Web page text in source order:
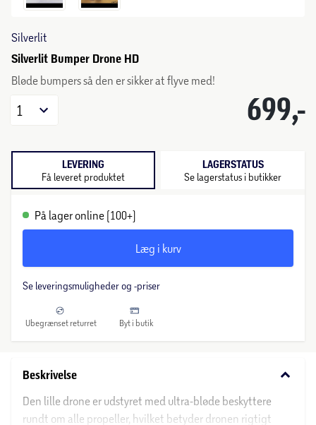
Silverlit
Silverlit Bumper Drone HD
Bløde bumpers så den er sikker at flyve med!
699,-
1
LEVERING
Få leveret produktet
LAGERSTATUS
Se lagerstatus i butikker
På lager online (100+)
Læg i kurv
Se leveringsmuligheder og -priser
Ubegrænset returret Byt i butik
Beskrivelse keyboard_arrow_down
Den lille drone er udstyret med ultra-bløde beskyttere
rundt om alle propeller, hvilket betyder dronen rigtigt